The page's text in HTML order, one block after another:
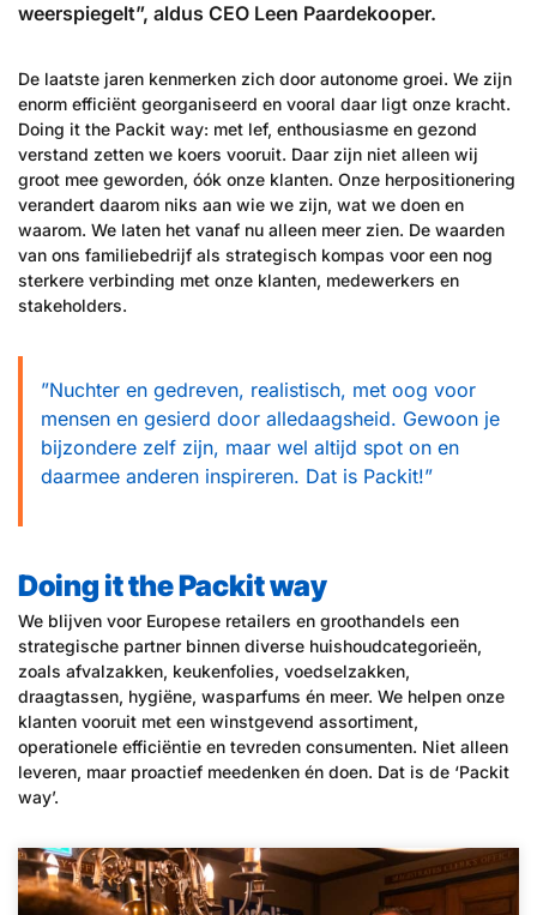
weerspiegelt”, aldus CEO Leen Paardekooper.
De laatste jaren kenmerken zich door autonome groei. We zijn
enorm efficiënt georganiseerd en vooral daar ligt onze kracht.
Doing it the Packit way: met lef, enthousiasme en gezond
verstand zetten we koers vooruit. Daar zijn niet alleen wij
groot mee geworden, óók onze klanten. Onze herpositionering
verandert daarom niks aan wie we zijn, wat we doen en
waarom. We laten het vanaf nu alleen meer zien. De waarden
van ons familiebedrijf als strategisch kompas voor een nog
sterkere verbinding met onze klanten, medewerkers en
stakeholders.
”Nuchter en gedreven, realistisch, met oog voor
mensen en gesierd door alledaagsheid. Gewoon je
bijzondere zelf zijn, maar wel altijd spot on en
daarmee anderen inspireren. Dat is Packit!”
Doing it the Packit way
We blijven voor Europese retailers en groothandels een
strategische partner binnen diverse huishoudcategorieën,
zoals afvalzakken, keukenfolies, voedselzakken,
draagtassen, hygiëne, wasparfums én meer. We helpen onze
klanten vooruit met een winstgevend assortiment,
operationele efficiëntie en tevreden consumenten. Niet alleen
leveren, maar proactief meedenken én doen. Dat is de ‘Packit
way’.